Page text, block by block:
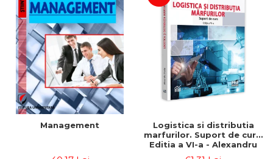
Management
Logistica si distributia
marfurilor. Suport de curs.
Editia a VI-a - Alexandru